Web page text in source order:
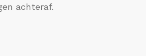
achteraf.